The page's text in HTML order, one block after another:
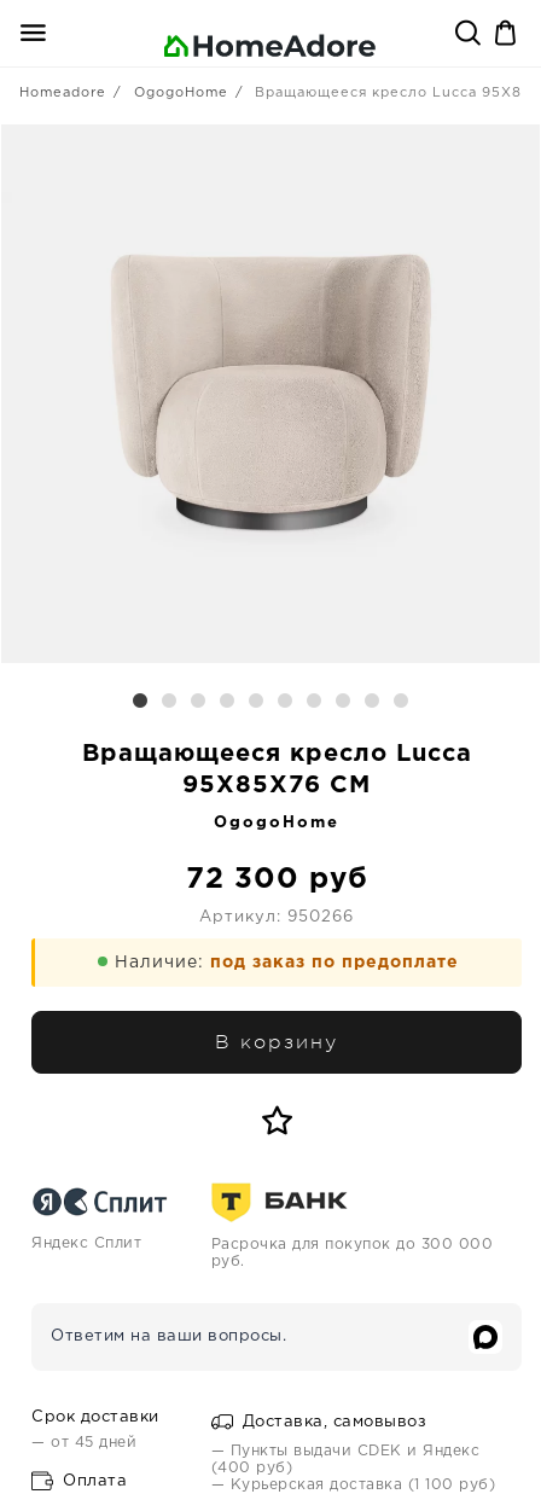
Homeadore OgogoHome Вращающееся кресло Lucca
Вращающееся кресло Lucca
95X85X76 CM
OgogoHome
72 300 руб
Артикул: 950266
Наличие: под заказ по предоплате
В корзину
Яндекс Сплит
Расрочка для покупок до 300 000
руб.
Ответим на ваши вопросы.
Срок доставки
— от 45 дней
Оплата
Доставка, самовывоз
— Пункты выдачи CDEK и Яндекс
(400 руб)
— Курьерская доставка (1 100 руб)